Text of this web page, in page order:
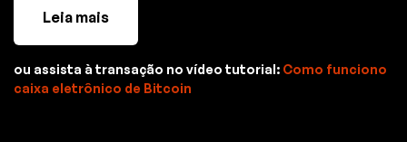
Leia mais
ou assista à transação no vídeo tutorial: Como funciono
caixa eletrônico de Bitcoin